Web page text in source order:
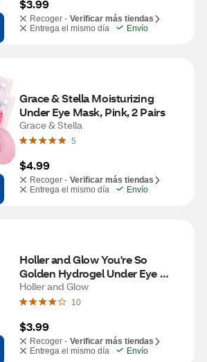
$3.99
Recoger - Verificar más tiendas
Entrega el mismo día
Envío
Grace & Stella Moisturizing
Under Eye Mask, Pink, 2 Pairs
Grace & Stella
5
$4.99
Recoger - Verificar más tiendas
Entrega el mismo día
Envío
Holler and Glow You're So
Golden Hydrogel Under Eye
Mask
Holler and Glow
10
$3.99
Recoger - Verificar más tiendas
Entrega el mismo día
Envío